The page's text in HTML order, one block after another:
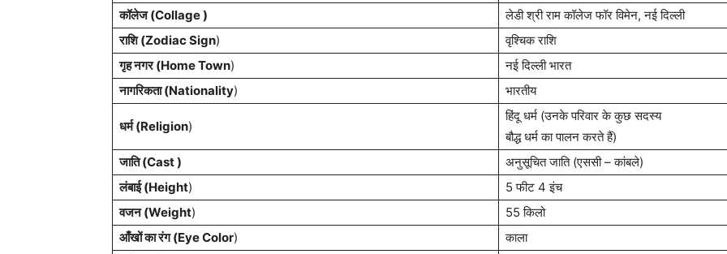
कॉलेज (Collage )
लेडी श्री राम कॉलेज फॉर विमेन, नई दिल्ली
राशि (Zodiac Sign)
वृश्चिक राशि
गृह नगर (Home Town)
नई दिल्ली भारत
नागरिकता (Nationality) भारतीय
धर्म (Religion)
हिंदू धर्म (उनके परिवार के कुछ सदस्य
बौद्ध धर्म का पालन करते हैं)
जाति (Cast )
अनुसूचित जाति (एससी – कांबले)
लंबाई (Height)
5 फीट 4 इंच
वजन (Weight)
55 किलो
आँखों का रंग (Eye Color)
काला